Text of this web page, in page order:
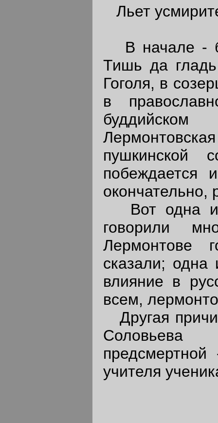
Льет
В начале -
Тишь да
Гоголя, в
в
пушкинской
побеждается
окончательно,
Вот одна
говорили
Лермонтове
сказали; одна
влияние в
всем,
Другая
учителя